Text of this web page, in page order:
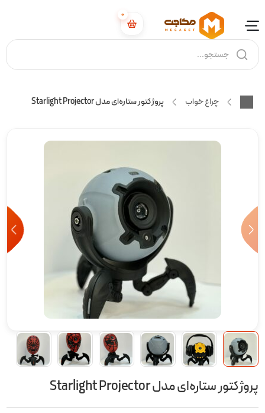
0
چراغ خواب پروژکتور ستاره‌ای مدل Starlight Projector
پروژکتور ستاره‌ای مدل Starlight Projector